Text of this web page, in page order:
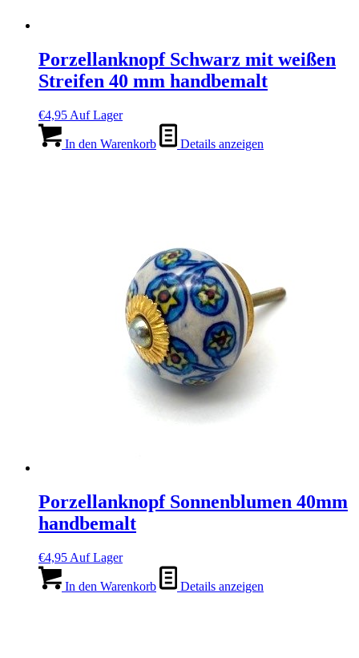
Porzellanknopf Schwarz mit weißen
Streifen 40 mm handbemalt
€4,95 Auf Lager
In den Warenkorb Details anzeigen
Porzellanknopf Sonnenblumen 40mm
handbemalt
€4,95 Auf Lager
In den Warenkorb Details anzeigen